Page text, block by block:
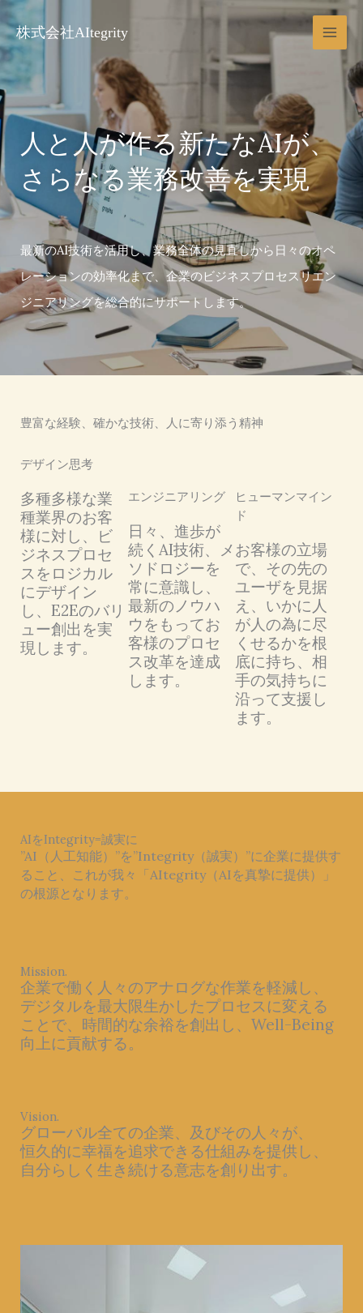
内
容
を
ス
キ
ッ
プ
株式会社AItegrity
Main
人と人が作る新たなAIが、
さらなる業務改善を実現
最新のAI技術を活用し、業務全体の見直しから日々のオペ
レーションの効率化まで、企業のビジネスプロセスリエン
ジニアリングを総合的にサポートします。
豊富な経験、確かな技術、人に寄り添う精神
デザイン思考
多種多様な業
種業界のお客
様に対し、ビ
ジネスプロセ
スをロジカル
にデザイン
し、E2Eのバリ
ュー創出を実
現します。
エンジニアリング
日々、進歩が
続くAI技術、メ
ソドロジーを
常に意識し、
最新のノウハ
ウをもってお
客様のプロセ
ス改革を達成
します。
ヒューマンマイン
ド
お客様の立場
で、その先の
ユーザを見据
え、いかに人
が人の為に尽
くせるかを根
底に持ち、相
手の気持ちに
沿って支援し
ます。
AIをIntegrity=誠実に
”AI（人工知能）”を”Integrity（誠実）”に企業に提供す
ること、これが我々「AItegrity（AIを真摯に提供）」
の根源となります。
Mission.
企業で働く人々のアナログな作業を軽減し、
デジタルを最大限生かしたプロセスに変える
ことで、時間的な余裕を創出し、Well-Being
向上に貢献する。
Vision.
グローバル全ての企業、及びその人々が、
恒久的に幸福を追求できる仕組みを提供し、
自分らしく生き続ける意志を創り出す。